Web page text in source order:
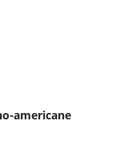
americane